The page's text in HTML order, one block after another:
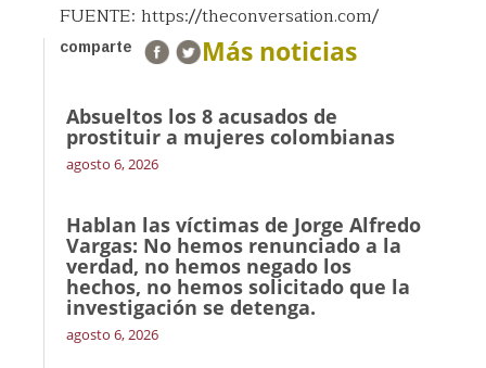
FUENTE: https://theconversation.com/
comparte Más noticias
Absueltos los 8 acusados de
prostituir a mujeres colombianas
agosto 6, 2026
Hablan las víctimas de Jorge Alfredo
Vargas: No hemos renunciado a la
verdad, no hemos negado los
hechos, no hemos solicitado que la
investigación se detenga.
agosto 6, 2026